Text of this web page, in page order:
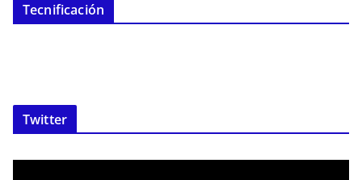
Tecnificación
Twitter